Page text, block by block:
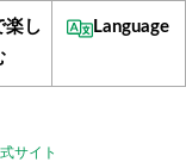
サイト
楽し
Language